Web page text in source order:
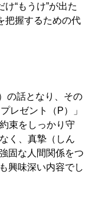
“もうけ”が出た
把握するための代
の話となり、その
レゼント（P）」
束をしっかり守
く、真摯（しん
固な人間関係をつ
興味深い内容でし